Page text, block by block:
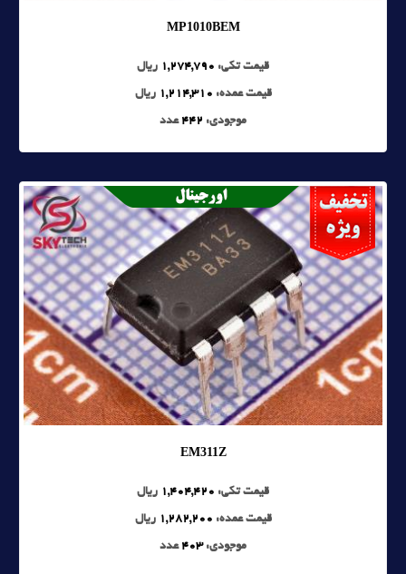
MP1010BEM
قیمت تکی: 1,274,790 ریال
قیمت عمده: 1,214,310 ریال
موجودی: 442 عدد
EM311Z
قیمت تکی: 1,404,420 ریال
قیمت عمده: 1,282,200 ریال
موجودی:403 عدد